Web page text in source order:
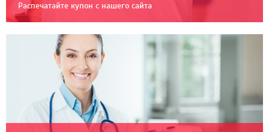
Распечатайте купон с нашего сайта